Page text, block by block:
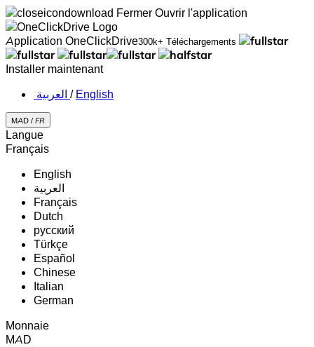
Fermer Ouvrir l'application
Application OneClickDrive300k+ Téléchargements
Installer maintenant
‏العربية ‏ / English
MAD / FR
Langue
Français
English
‏العربية‏
Français
Dutch
русский
Türkçe
Español
Chinese
Italian
German
Monnaie
MAD